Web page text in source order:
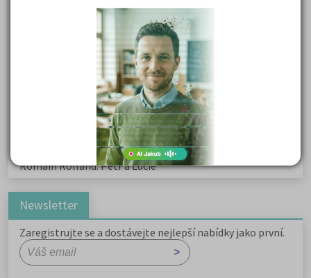
Kritika hry M. L. King v Salesiánském divadle
Důležité reakce organických sloučenin a jejich význam
Zákonitosti v elektronové struktuře
Základní charakteristiky obyvatelstva a geografie sídel
Karel Hynek Mácha: Máj
Karel Havlíček Borovský: Tyrolské elegie
Romain Rolland: Petr a Lucie
Newsletter
Zaregistrujte se a dostávejte nejlepší nabídky jako první.